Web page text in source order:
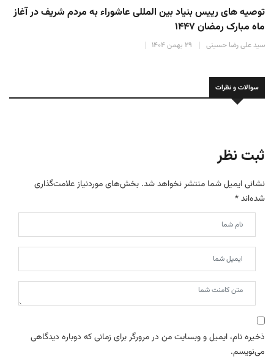
توصیه های رییس بنیاد بین المللی عاشوراء به مردم شریف در آغاز
ماه مبارک رمضان ۱۴۴۷
سید علی رضا حسینی ۲۹ بهمن ۱۴۰۴
سوالات و نظرات
ثبت نظر
نشانی ایمیل شما منتشر نخواهد شد. بخش‌های موردنیاز علامت‌گذاری
شده‌اند*
ذخیره نام، ایمیل و وبسایت من در مرورگر برای زمانی که دوباره دیدگاهی
می‌نویسم.